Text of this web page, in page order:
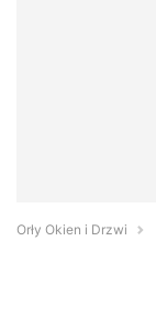
Orły Okien i Drzwi